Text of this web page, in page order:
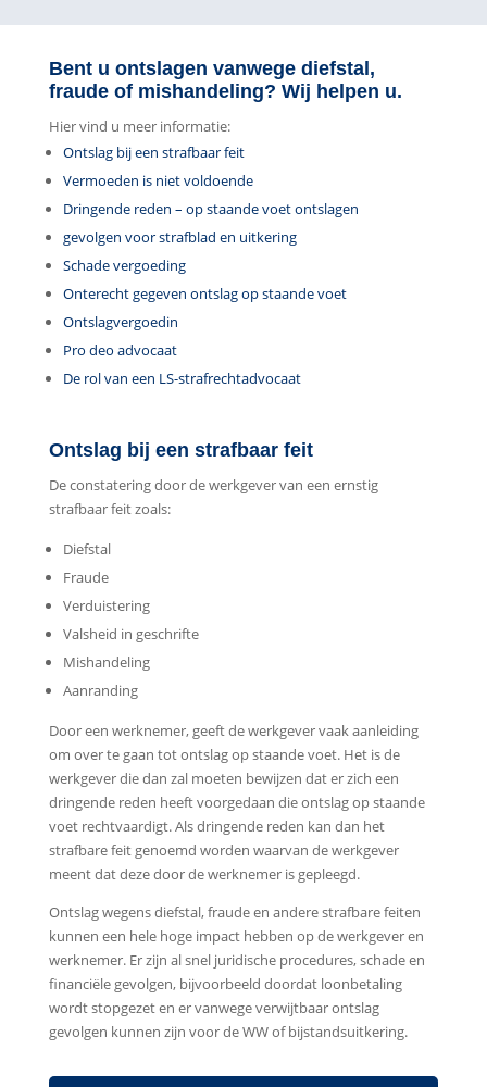
Bent u ontslagen vanwege diefstal,
fraude of mishandeling? Wij helpen u.
Hier vind u meer informatie:
Ontslag bij een strafbaar feit
Vermoeden is niet voldoende
Dringende reden – op staande voet ontslagen
gevolgen voor strafblad en uitkering
Schade vergoeding
Onterecht gegeven ontslag op staande voet
Ontslagvergoedin
Pro deo advocaat
De rol van een LS-strafrechtadvocaat
Ontslag bij een strafbaar feit
De constatering door de werkgever van een ernstig
strafbaar feit zoals:
Diefstal
Fraude
Verduistering
Valsheid in geschrifte
Mishandeling
Aanranding
Door een werknemer, geeft de werkgever vaak aanleiding
om over te gaan tot ontslag op staande voet. Het is de
werkgever die dan zal moeten bewijzen dat er zich een
dringende reden heeft voorgedaan die ontslag op staande
voet rechtvaardigt. Als dringende reden kan dan het
strafbare feit genoemd worden waarvan de werkgever
meent dat deze door de werknemer is gepleegd.
Ontslag wegens diefstal, fraude en andere strafbare feiten
kunnen een hele hoge impact hebben op de werkgever en
werknemer. Er zijn al snel juridische procedures, schade en
financiële gevolgen, bijvoorbeeld doordat loonbetaling
wordt stopgezet en er vanwege verwijtbaar ontslag
gevolgen kunnen zijn voor de WW of bijstandsuitkering.